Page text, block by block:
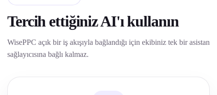
Tercih ettiğiniz AI'ı kullanın
WisePPC açık bir iş akışıyla bağlandığı için ekibiniz tek bir asistan
sağlayıcısına bağlı kalmaz.